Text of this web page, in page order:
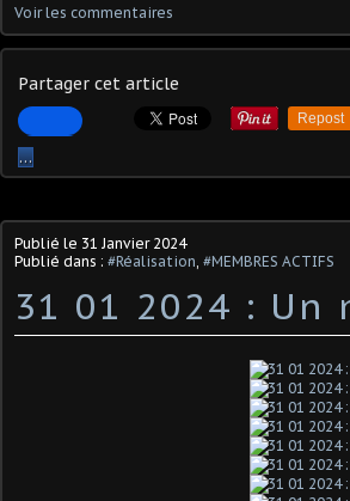
Voir les commentaires
Partager cet article
Repost
…
Publié le 31 Janvier 2024
Publié dans : #Réalisation #MEMBRES ACTIFS
31 01 2024 :